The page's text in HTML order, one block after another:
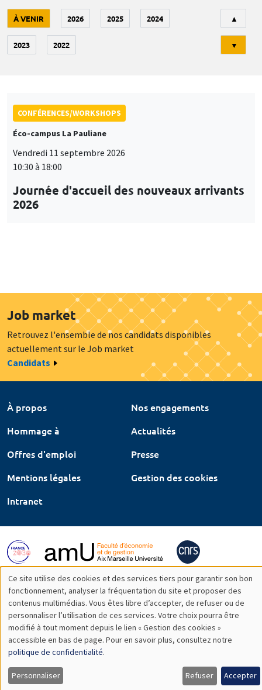
À VENIR 2026 2025 2024
2023 2022
▲
▼
CONFÉRENCES/WORKSHOPS
Éco-campus La Pauliane
Vendredi 11 septembre 2026
10:30 à 18:00
Journée d'accueil des nouveaux arrivants
2026
Job market
Retrouvez l'ensemble de nos candidats disponibles
actuellement sur le Job market
Candidats
À propos
Nos engagements
Hommage à
Actualités
Offres d'emploi
Presse
Mentions légales
Gestion des cookies
Intranet
Utilisation
des
données
personnelles
et
Ce site utilise des cookies et des services tiers pour garantir son bon
fonctionnement, analyser la fréquentation du site et proposer des
contenus multimédias. Vous êtes libre d’accepter, de refuser ou de
personnaliser l’utilisation de ces services. Votre choix pourra être
modifié à tout moment depuis le lien « Gestion des cookies »
accessible en bas de page. Pour en savoir plus, consultez notre
politique de confidentialité.
Personnaliser Refuser Accepter